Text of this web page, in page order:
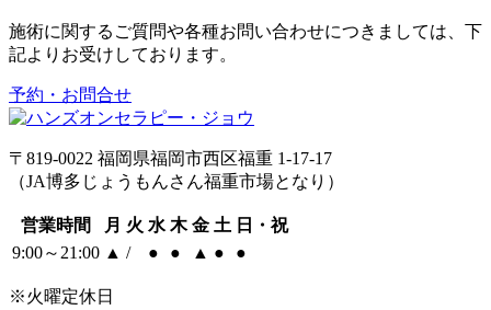
施術に関するご質問や各種お問い合わせにつきましては、下
記よりお受けしております。
予約・お問合せ
〒819-0022 福岡県福岡市西区福重 1-17-17
（JA博多じょうもんさん福重市場となり）
営業時間 月 火 水 木 金 土 日・祝
9:00～21:00 ▲ / ● ● ▲ ● ●
※火曜定休日